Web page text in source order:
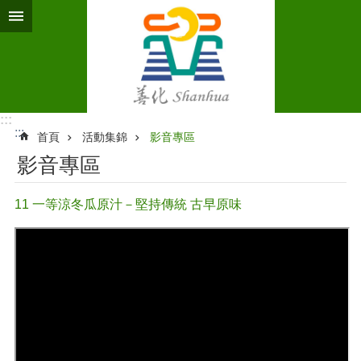
跳到主要內容區塊
:::
:::
首頁 活動集錦 影音專區
影音專區
11 一等涼冬瓜原汁－堅持傳統 古早原味